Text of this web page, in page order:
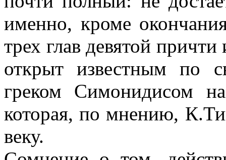
именно, кроме
трех глав девятой
открыт известным по
греком Симонидисом
которая, по мнению,
веку.